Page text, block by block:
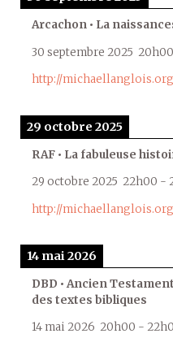
Arcachon • La
30 septembre 2025 20h00
http://
29 octobre 2025
RAF • La fabuleuse
29 octobre 2025 22h00 -
http://
14 mai 2026
DBD • Ancien
des textes bibliques
14 mai 2026 20h00 -